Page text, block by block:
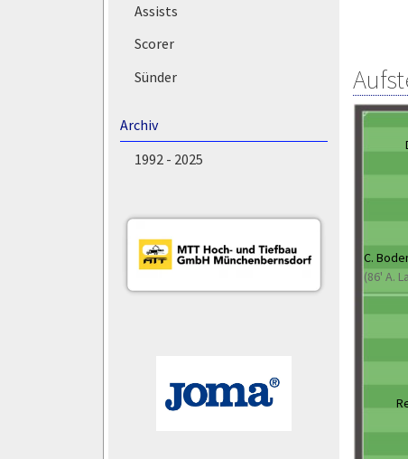
Assists
Scorer
Sünder
Archiv
1992 - 2025
C.
(86' A.